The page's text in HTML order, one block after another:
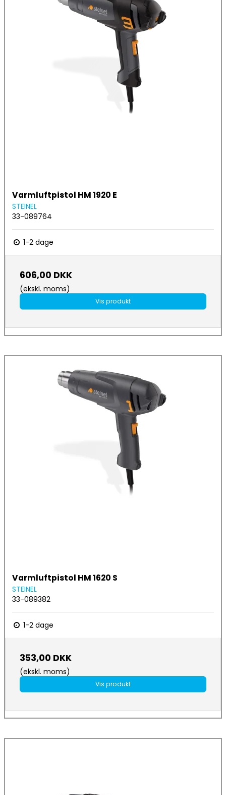
Varmluftpistol HM 1920 E
STEINEL
33-089764
1-2 dage
606,00 DKK
(ekskl. moms)
Vis produkt
Varmluftpistol HM 1620 S
STEINEL
33-089382
1-2 dage
353,00 DKK
(ekskl. moms)
Vis produkt